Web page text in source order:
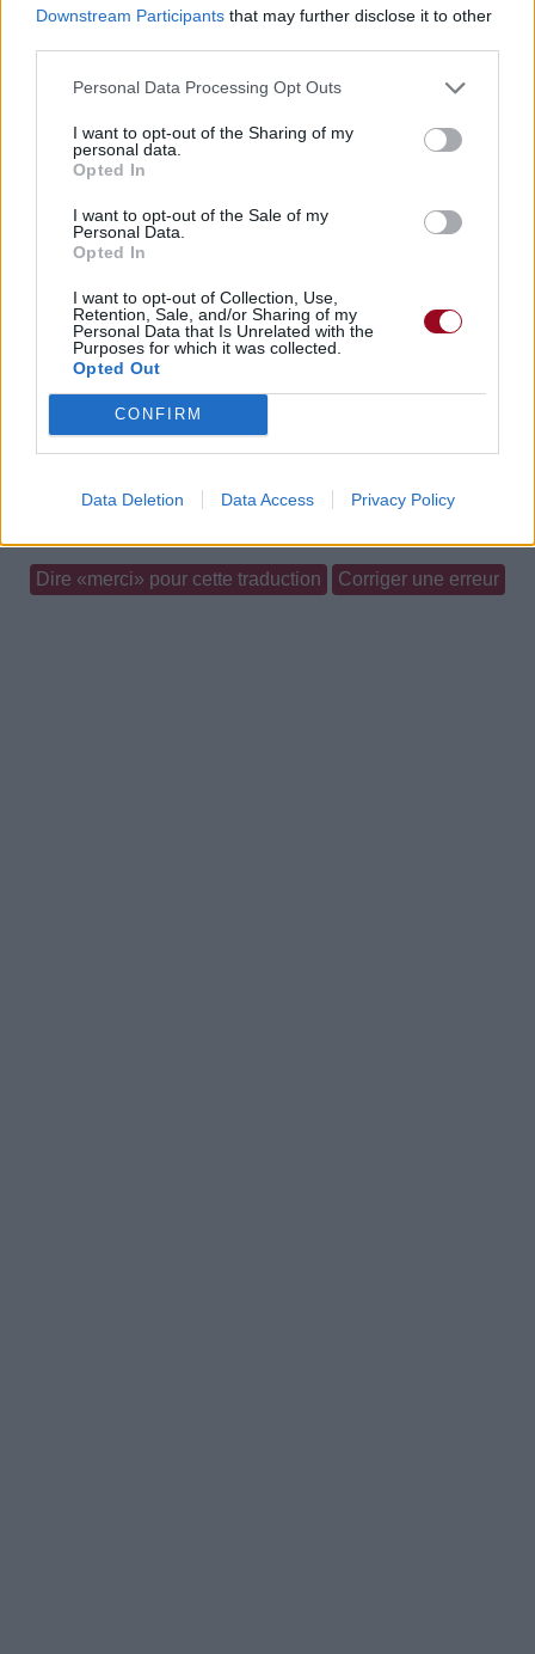
Downstream Participants that may further disclose it to other
Personal Data Processing Opt Outs
I want to opt-out of the Sharing of my
personal data.
Opted In
I want to opt-out of the Sale of my
Personal Data.
Opted In
I want to opt-out of Collection, Use,
Retention, Sale, and/or Sharing of my
Personal Data that Is Unrelated with the
Purposes for which it was collected.
Opted Out
CONFIRM
Data Deletion Data Access Privacy Policy
Voir la vidéo de «The Heart Asks
Chanson sans vidéo Chanson sans vidéo
Chanson sans vidéo
Paroles + Traduction
poesie solitude
Dire «merci» pour cette traduction Corriger une erreur